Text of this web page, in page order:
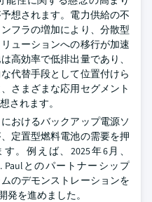
想されます。電力供給の不
フラの増加により、分散型
ューションへの移行が加速
高効率で低排出量であり、
代替手段として位置付けら
さまざまな応用セグメント
されます。
おけるバックアップ電源ソ
定置型燃料電池の需要を押
。例えば、2025年6月、
Paulとのパートナーシップ
のデモンストレーションを
発を進めました。